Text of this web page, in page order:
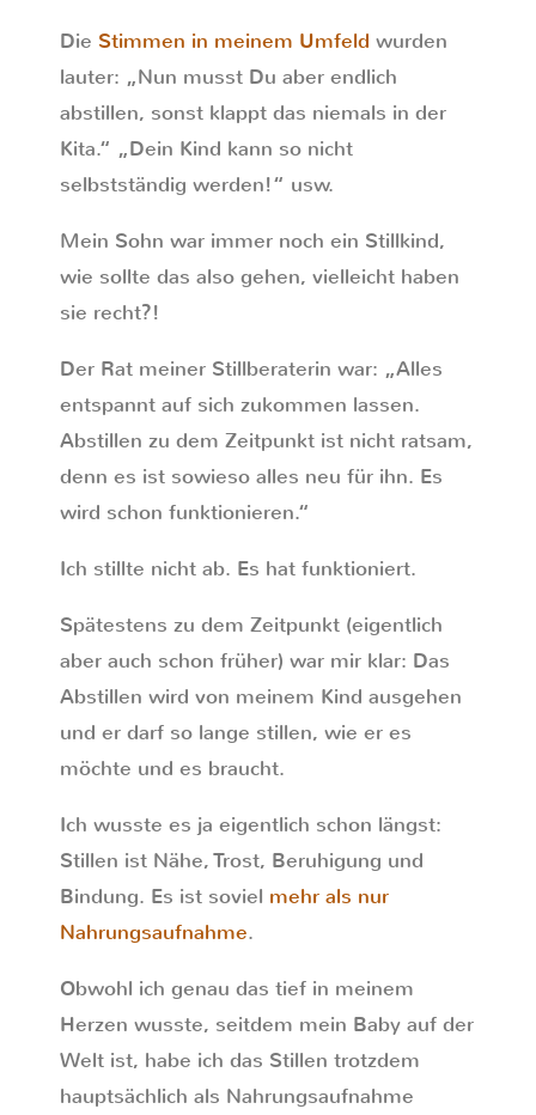
Die Stimmen in meinem Umfeld wurden
lauter: „Nun musst Du aber endlich
abstillen, sonst klappt das niemals in der
Kita.“ „Dein Kind kann so nicht
selbstständig werden!“ usw.
Mein Sohn war immer noch ein Stillkind,
wie sollte das also gehen, vielleicht haben
sie recht?!
Der Rat meiner Stillberaterin war: „Alles
entspannt auf sich zukommen lassen.
Abstillen zu dem Zeitpunkt ist nicht ratsam,
denn es ist sowieso alles neu für ihn. Es
wird schon funktionieren.“
Ich stillte nicht ab. Es hat funktioniert.
Spätestens zu dem Zeitpunkt (eigentlich
aber auch schon früher) war mir klar: Das
Abstillen wird von meinem Kind ausgehen
und er darf so lange stillen, wie er es
möchte und es braucht.
Ich wusste es ja eigentlich schon längst:
Stillen ist Nähe, Trost, Beruhigung und
Bindung. Es ist soviel mehr als nur
Nahrungsaufnahme.
Obwohl ich genau das tief in meinem
Herzen wusste, seitdem mein Baby auf der
Welt ist, habe ich das Stillen trotzdem
hauptsächlich als Nahrungsaufnahme